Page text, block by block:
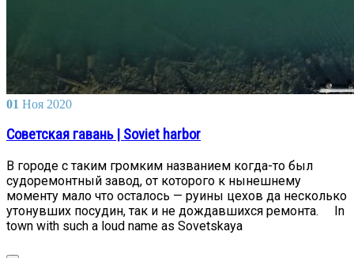
01 Ноя 2020
Советская гавань | Soviet harbor
В городе с таким громким названием когда-то был
судоремонтный завод, от которого к нынешнему
моменту мало что осталось — руины цехов да несколько
утонувших посудин, так и не дождавшихся ремонта. ⠀ In
town with such a loud name as Sovetskaya